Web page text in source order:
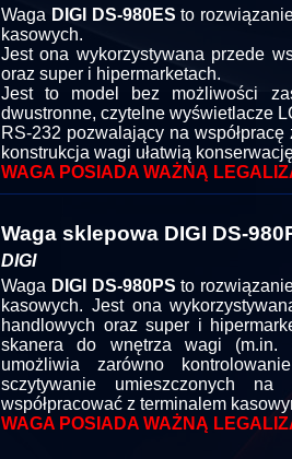
Waga DIGI DS-980ES to
kasowych.
Jest ona wykorzystywana przede
oraz super i hipermarketach.
Jest to model bez możliwości
dwustronne, czytelne wyświetlacze
RS-232 pozwalający na
konstrukcja wagi ułatwią
WAGA POSIADA WAŻNĄ
Waga sklepowa DIGI DS-
DIGI
Waga DIGI DS-980PS to
kasowych. Jest ona
handlowych oraz super i
skanera do wnętrza wagi (m.in.
umożliwia zarówno
sczytywanie umieszczonych
współpracować z terminalem
WAGA POSIADA WAŻNĄ